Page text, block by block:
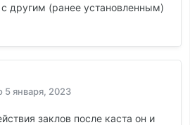
другим (ранее установленным)
5 января, 2023
заклов после каста он и